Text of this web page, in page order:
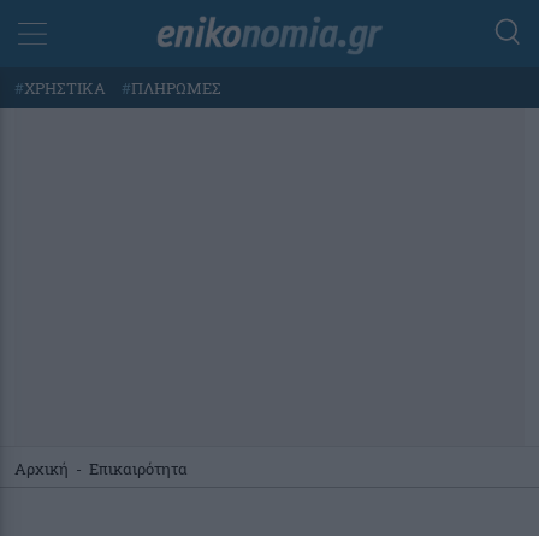
#ΧΡΗΣΤΙΚΑ #ΠΛΗΡΩΜΕΣ
Αρχική - Επικαιρότητα